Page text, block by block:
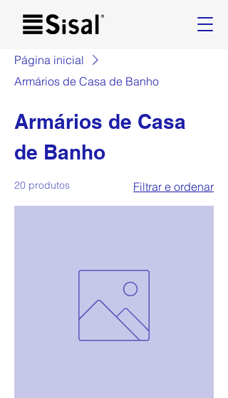
Página inicial
Armários de Casa de Banho
Armários de Casa
de Banho
20 produtos Filtrar e ordenar